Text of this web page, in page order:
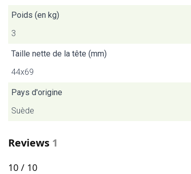
Poids (en kg)
3
Taille nette de la tête (mm)
44x69
Pays d'origine
Suède
Reviews 1
10 / 10